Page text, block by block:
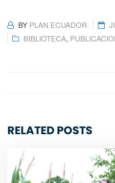
BY PLAN ECUADOR
BIBLIOTECA,
RELATED POSTS